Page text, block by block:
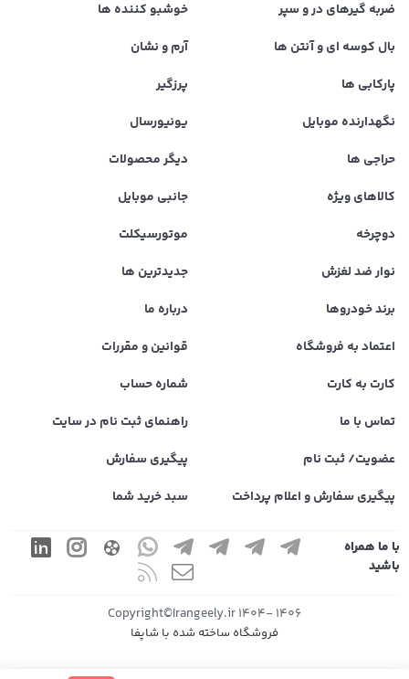
ضربه گیرهای در و سپر
خوشبو کننده ها
بال کوسه ای و آنتن ها
آرم و نشان
پارکابی ها
پرزگیر
نگهدارنده موبایل
یونیورسال
حراجی ها
دیگر محصولات
کالاهای ویژه
جانبی موبایل
دوچرخه
موتورسیکلت
نوار ضد لغزش
جدیدترین ها
برند خودروها
درباره ما
اعتماد به فروشگاه
قوانین و مقررات
کارت به کارت
شماره حساب
تماس با ما
راهنمای ثبت نام در سایت
عضویت/ ثبت نام
پیگیری سفارش
پیگیری سفارش و اعلام پرداخت
سبد خرید شما
با ما همراه
باشید
1406 -1404 Copyright©Irangeely.ir
فروشگاه ساخته شده با شاپفا